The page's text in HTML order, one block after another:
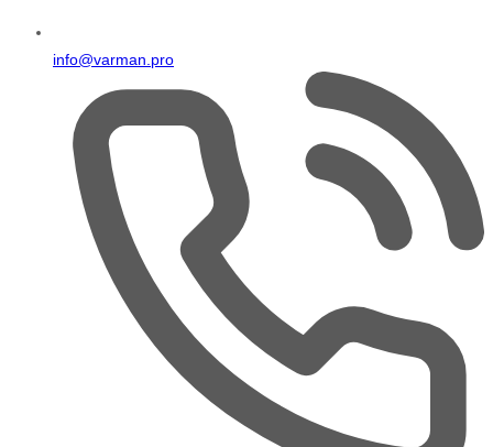
info@varman.pro